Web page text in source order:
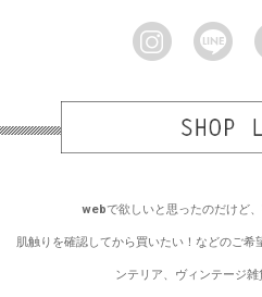
webで欲しいと思ったのだけど
肌触りを確認してから買いたい！などのご
ンテリア、ヴィンテージ